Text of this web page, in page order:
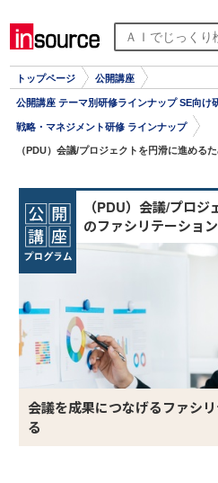
トップページ 公開講座
公開講座 テーマ別研修ラインナップ SE向け
戦略・マネジメント研修 ラインナップ
（PDU）会議/プロジェクトを円滑に進める
（PDU）会議/プロ
のファシリテーショ
会議を成果につなげるファシ
る